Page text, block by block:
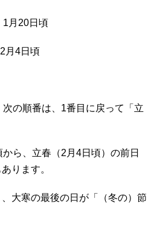
月20日頃
月4日頃
の順番は、1番目に戻って「立
ら、立春（2月4日頃）の前日
ります。
大寒の最後の日が「（冬の）節